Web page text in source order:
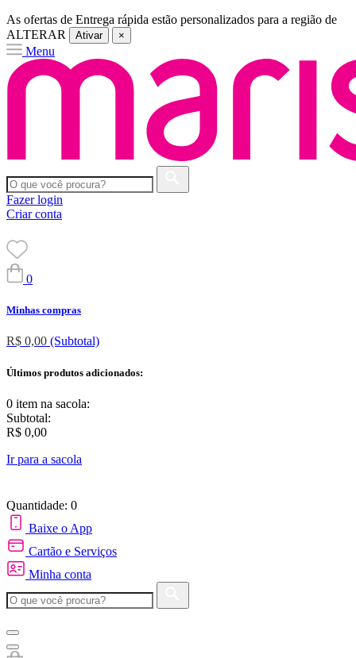
As ofertas de Entrega rápida estão personalizados para a região de
ALTERAR
Ativar ×
Menu
Fazer login
Criar conta
0
Minhas compras
R$ 0,00 (Subtotal)
Últimos produtos adicionados:
0 item na sacola:
Subtotal:
R$ 0,00
Ir para a sacola
Quantidade: 0
Baixe o App
Cartão e Serviços
Minha conta